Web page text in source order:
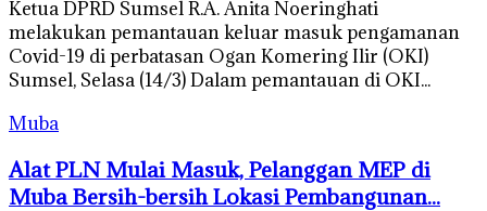
Ketua DPRD Sumsel R.A. Anita Noeringhati
melakukan pemantauan keluar masuk pengamanan
Covid-19 di perbatasan Ogan Komering Ilir (OKI)
Sumsel, Selasa (14/3) Dalam pemantauan di OKI...
Muba
Alat PLN Mulai Masuk, Pelanggan MEP di
Muba Bersih-bersih Lokasi Pembangunan...